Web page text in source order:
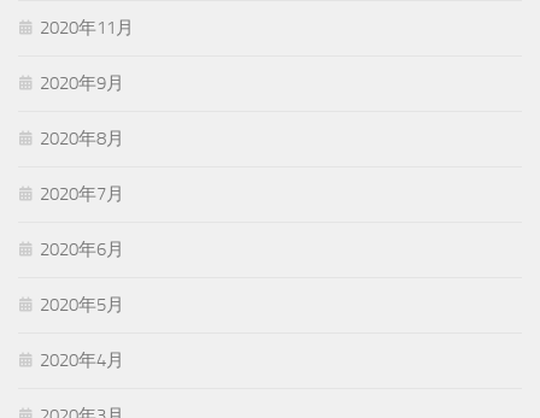
2020年11月
2020年9月
2020年8月
2020年7月
2020年6月
2020年5月
2020年4月